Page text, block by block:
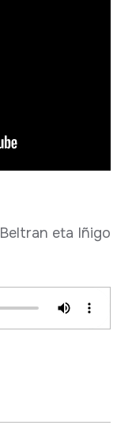
eta Iñigo